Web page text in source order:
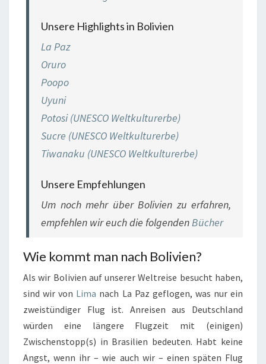
Unsere Highlights in Bolivien
La Paz
Oruro
Poopo
Uyuni
Potosi (UNESCO Weltkulturerbe)
Sucre (UNESCO Weltkulturerbe)
Tiwanaku (UNESCO Weltkulturerbe)
Unsere Empfehlungen
Um noch mehr über Bolivien zu erfahren,
empfehlen wir euch die folgendenBücher
Wie kommt man nach Bolivien?
Als wir Bolivien auf unserer Weltreise besucht haben,
sind wir von Lima nach La Paz geflogen, was nur ein
zweistündiger Flug ist. Anreisen aus Deutschland
würden eine längere Flugzeit mit (einigen)
Zwischenstopp(s) in Brasilien bedeuten. Habt keine
Angst, wenn ihr – wie auch wir – einen späten Flug